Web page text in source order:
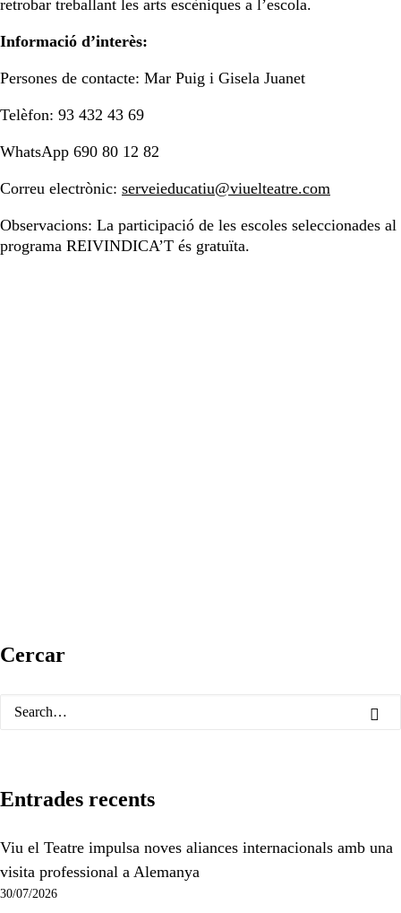
retrobar treballant les arts escèniques a l’escola.
Informació d’interès:
Persones de contacte: Mar Puig i Gisela Juanet
Telèfon: 93 432 43 69
WhatsApp 690 80 12 82
Correu electrònic: serveieducatiu@viuelteatre.com
Observacions: La participació de les escoles seleccionades al
programa REIVINDICA’T és gratuïta.
Cercar
Entrades recents
Viu el Teatre impulsa noves aliances internacionals amb una
visita professional a Alemanya
30/07/2026